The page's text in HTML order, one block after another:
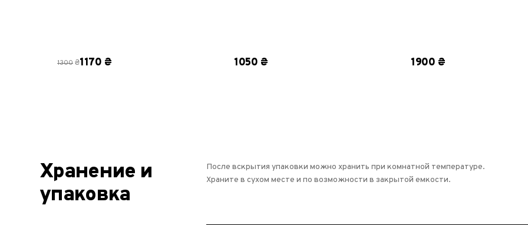
1300 ₴1170 ₴ 1050 ₴ 1900 ₴
Хранение и
упаковка
После вскрытия упаковки можно хранить при комнатной температуре.
Храните в сухом месте и по возможности в закрытой емкости.